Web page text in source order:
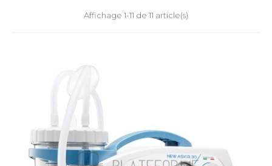
Affichage 1-11 de 11 article(s)